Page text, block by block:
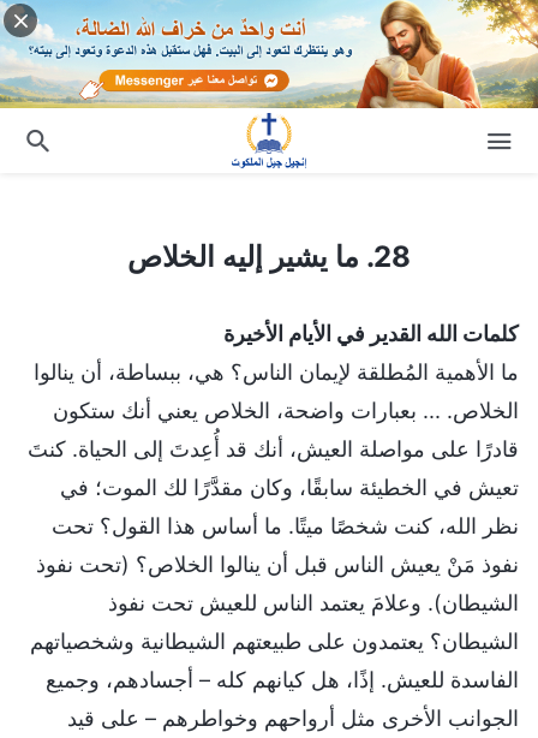
28. ما يشير إليه الخلاص
كلمات الله القدير في الأيام الأخيرة
ما الأهمية المُطلقة لإيمان الناس؟ هي، ببساطة، أن ينالوا
الخلاص. ... بعبارات واضحة، الخلاص يعني أنك ستكون
قادرًا على مواصلة العيش، أنك قد أُعِدتَ إلى الحياة. كنتَ
تعيش في الخطيئة سابقًا، وكان مقدَّرًا لك الموت؛ في
نظر الله، كنت شخصًا ميتًا. ما أساس هذا القول؟ تحت
نفوذ مَنْ يعيش الناس قبل أن ينالوا الخلاص؟ (تحت نفوذ
الشيطان). وعلامَ يعتمد الناس للعيش تحت نفوذ
الشيطان؟ يعتمدون على طبيعتهم الشيطانية وشخصياتهم
الفاسدة للعيش. إذًا، هل كيانهم كله – أجسادهم، وجميع
الجوانب الأخرى مثل أرواحهم وخواطرهم – على قيد